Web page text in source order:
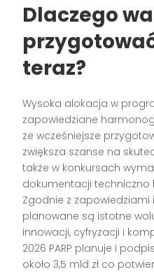
Dlaczego
teraz?
Wysoka alokacja w
zapowiedziane
że wcześniejsze
zwiększa szanse na
także w konkursach
dokumentacji techniczno
Zgodnie z
planowane są istotne
innowacji, cyfryzacji i
2026 PARP planuje i
około 3,5 mld zł co